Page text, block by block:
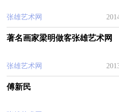
张雄艺术网
著名画家梁明做客张雄艺术网
张雄艺术网
傅新民